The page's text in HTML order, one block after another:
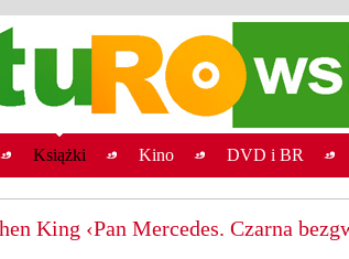
Książki Kino DVD i BR
King ‹Pan Mercedes. Czarna